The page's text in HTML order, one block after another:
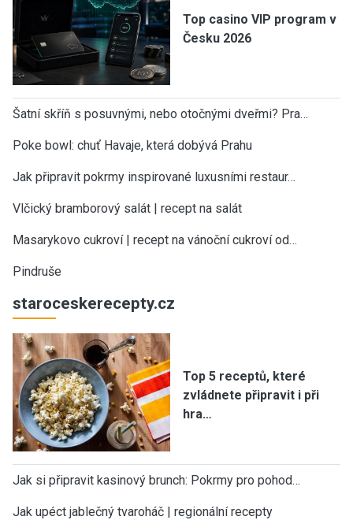
Top casino VIP program v
Česku 2026
Šatní skříň s posuvnými, nebo otočnými dveřmi? Pra…
Poke bowl: chuť Havaje, která dobývá Prahu
Jak připravit pokrmy inspirované luxusními restaur…
Vlčický bramborový salát | recept na salát
Masarykovo cukroví | recept na vánoční cukroví od…
Pindruše
staroceskerecepty.cz
Top 5 receptů, které
zvládnete připravit i při
hra…
Jak si připravit kasinový brunch: Pokrmy pro pohod…
Jak upéct jablečný tvaroháč | regionální recepty